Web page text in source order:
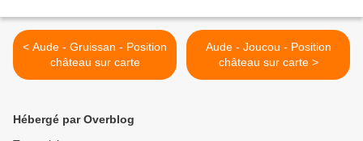
< Aude - Gruissan - Position
château sur carte
Aude - Joucou - Position
château sur carte >
Hébergé par Overblog